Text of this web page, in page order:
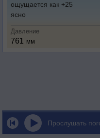
ощущается как +25
ясно
Давление
761 мм
Прослушать